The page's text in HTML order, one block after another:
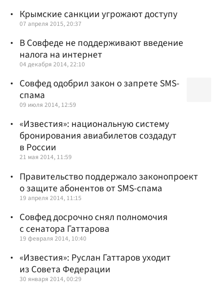
Крымские санкции угрожают доступу
07 апреля 2015, 20:37
В Совфеде не поддерживают введение
налога на интернет
04 декабря 2014, 22:10
Совфед одобрил закон о запрете SMS-
спама
09 июля 2014, 12:59
«Известия»: национальную систему
бронирования авиабилетов создадут
в России
21 мая 2014, 11:59
Правительство поддержало законопроект
о защите абонентов от SMS-спама
19 апреля 2014, 11:15
Совфед досрочно снял полномочия
с сенатора Гаттарова
19 февраля 2014, 10:40
«Известия»: Руслан Гаттаров уходит
из Совета Федерации
30 января 2014, 00:29